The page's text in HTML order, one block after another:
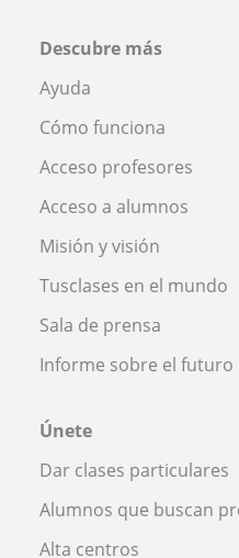
Descubre más
Ayuda
Cómo funciona
Acceso profesores
Acceso a alumnos
Misión y visión
Tusclases en el mundo
Sala de prensa
Informe sobre el futuro
Únete
Dar clases particulares
Alumnos que buscan
Alta centros